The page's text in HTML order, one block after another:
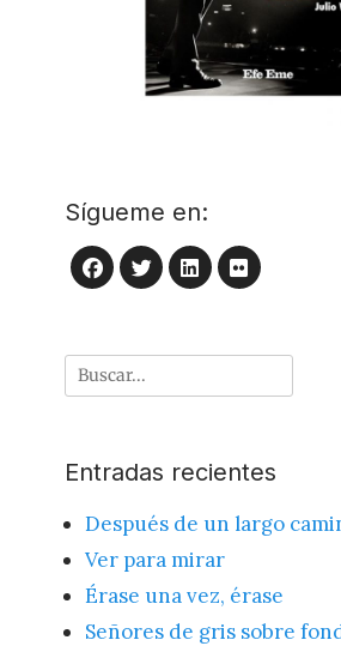
Sígueme en:
Facebook
Twitter
LinkedIn
Flickr
Buscar
Entradas recientes
Después de un largo
Ver para mirar
Érase una vez, érase
Señores de gris sobre